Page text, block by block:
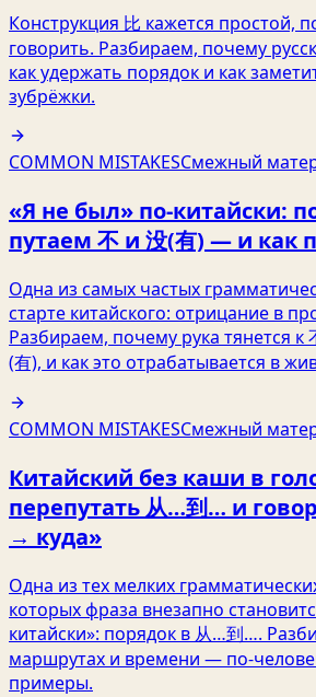
Конструкция 比 кажется простой,
говорить. Разбираем, почему
как удержать порядок и как
зубрёжки.
COMMON MISTAKESСмежный
«Я не был» по-китайски:
путаем 不 и 没(有) — и как
Одна из самых частых
старте китайского: отрицание в
Разбираем, почему рука тянется к
(有), и как это отрабатывается в
COMMON MISTAKESСмежный
Китайский без каши в
перепутать 从…到… и
→ куда»
Одна из тех мелких
которых фраза внезапно
китайски»: порядок в 从…到….
маршрутах и времени — по-
примеры.